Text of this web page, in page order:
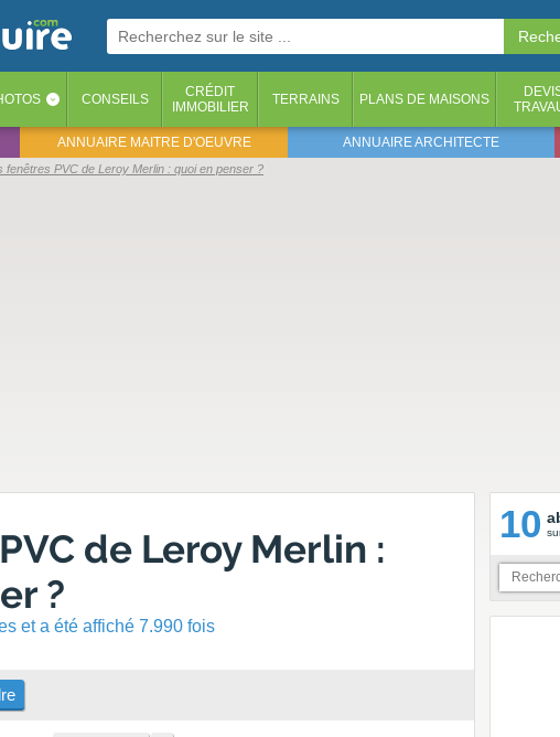
‹ CONSEILS
CRÉDIT
IMMOBILIER
TERRAINS PLANS DE MAISONS
ANNUAIRE MAITRE D'OEUVRE ANNUAIRE ARCHITECTE
fenêtres PVC de Leroy Merlin : quoi en penser ?
de Leroy Merlin :
?
et a été affiché 7.990 fois
10